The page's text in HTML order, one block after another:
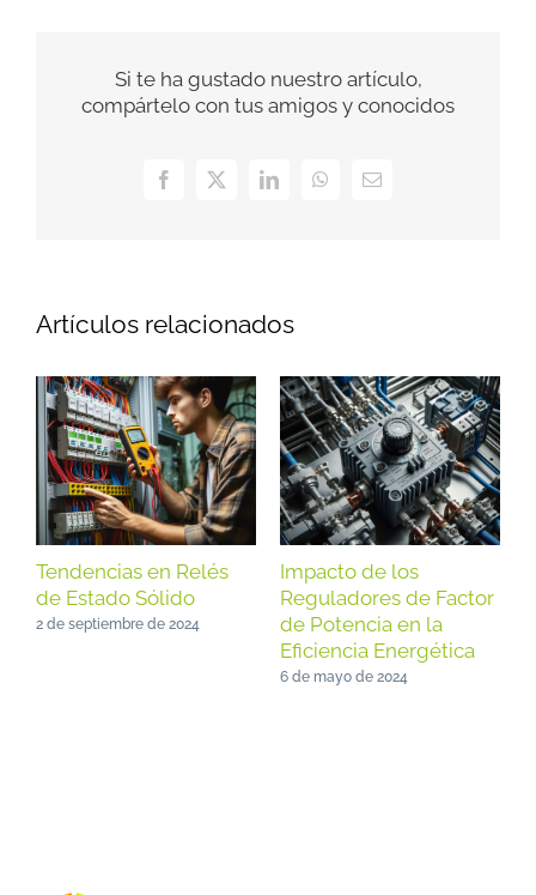
Si te ha gustado nuestro artículo,
compártelo con tus amigos y conocidos
Facebook
X LinkedInWhatsAppCorreo
Artículos relacionados
Tendencias en Relés
de Estado Sólido
2 de septiembre de 2024
Impacto de los
Reguladores de Factor
de Potencia en la
Eficiencia Energética
6 de mayo de 2024